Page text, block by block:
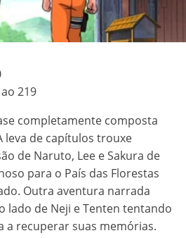
219
completamente composta
leva de capítulos trouxe
de Naruto, Lee e Sakura de
para o País das Florestas
Outra aventura narrada
lado de Neji e Tenten tentando
a recuperar suas memórias.